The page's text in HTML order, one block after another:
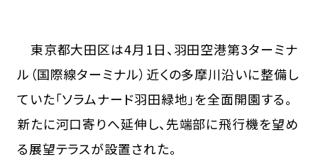
東京都大田区は4月1日、羽田空港第3ターミナ
ル（国際線ターミナル）近くの多摩川沿いに整備し
ていた「ソラムナード羽田緑地」を全面開園する。
新たに河口寄りへ延伸し、先端部に飛行機を望め
る展望テラスが設置された。